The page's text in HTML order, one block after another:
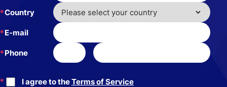
Country
E-mail
Phone
I agree to theTerms of Service